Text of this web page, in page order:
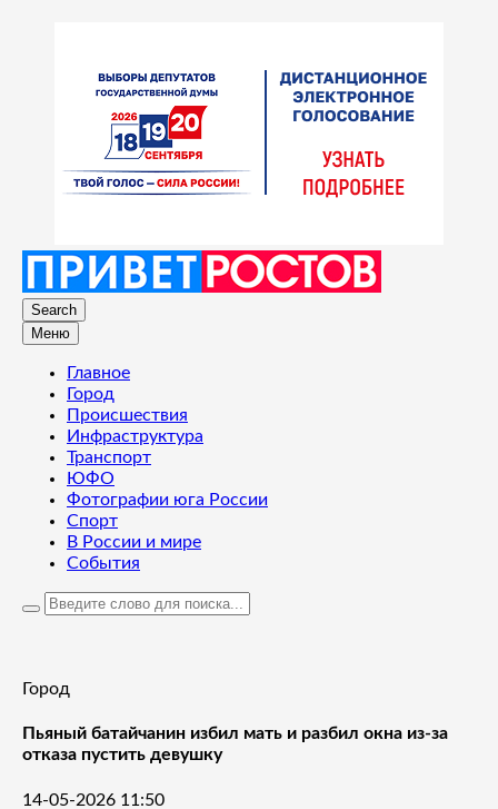
Search
Меню
Главное
Город
Происшествия
Инфраструктура
Транспорт
ЮФО
Фотографии юга России
Спорт
В России и мире
События
Город
Пьяный батайчанин избил мать и разбил окна из-за
отказа пустить девушку
14-05-2026 11:50